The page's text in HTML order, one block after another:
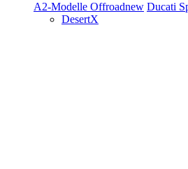
A2-Modelle Offroadnew Ducati
DesertX